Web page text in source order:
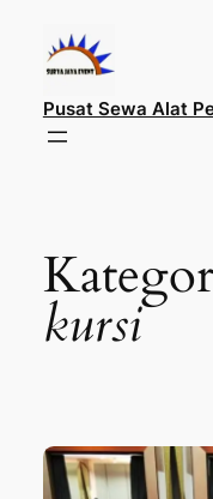
konten
Pusat Sewa Alat
kursi